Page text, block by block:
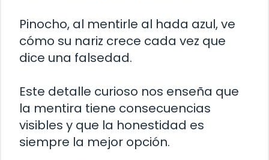
Pinocho, al mentirle al hada azul, ve
cómo su nariz crece cada vez que
dice una falsedad.
Este detalle curioso nos enseña que
la mentira tiene consecuencias
visibles y que la honestidad es
siempre la mejor opción.